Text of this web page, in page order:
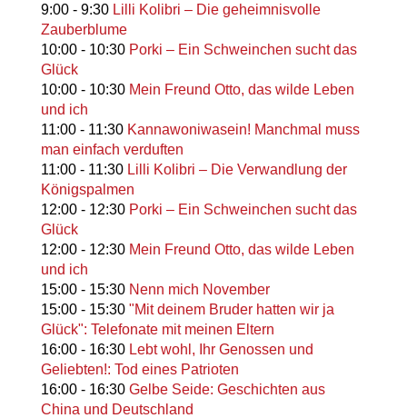
9:00- 9:30 Lilli Kolibri – Die geheimnisvolle
Zauberblume
10:00- 10:30 Porki – Ein Schweinchen sucht das
Glück
10:00- 10:30 Mein Freund Otto, das wilde Leben
und ich
11:00- 11:30 Kannawoniwasein! Manchmal muss
man einfach verduften
11:00- 11:30 Lilli Kolibri – Die Verwandlung der
Königspalmen
12:00- 12:30 Porki – Ein Schweinchen sucht das
Glück
12:00- 12:30 Mein Freund Otto, das wilde Leben
und ich
15:00- 15:30 Nenn mich November
15:00- 15:30 "Mit deinem Bruder hatten wir ja
Glück": Telefonate mit meinen Eltern
16:00- 16:30 Lebt wohl, Ihr Genossen und
Geliebten!: Tod eines Patrioten
16:00- 16:30 Gelbe Seide: Geschichten aus
China und Deutschland